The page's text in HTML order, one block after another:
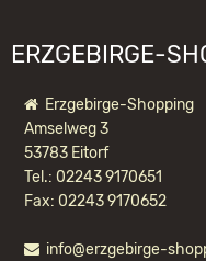
ERZGEBIRGE-
Erzgebirge-Shopping
Amselweg 3
53783 Eitorf
Tel.: 02243 9170651
Fax: 02243 9170652
info@erzgebirge-